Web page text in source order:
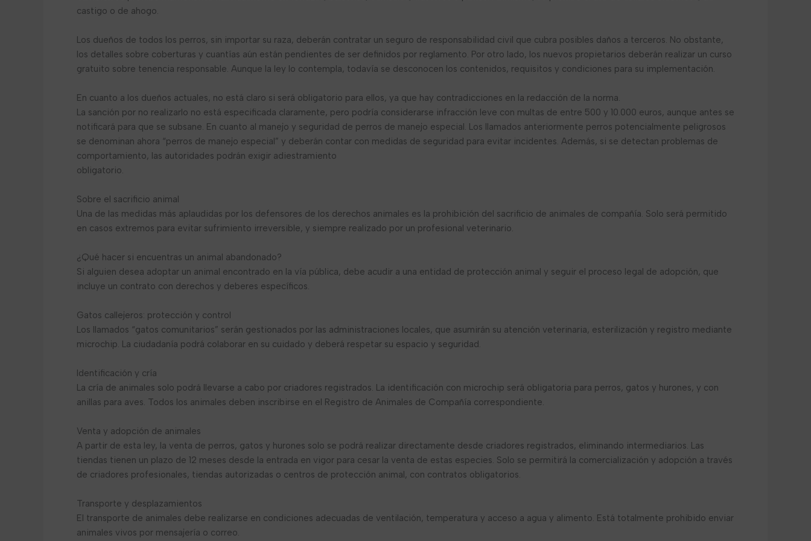
castigo o de ahogo.
Los dueños de todos los perros, sin importar su raza, deberán contratar un seguro de responsabilidad civil que cubra posibles daños a terceros. No obstante,
los detalles sobre coberturas y cuantías aún están pendientes de ser definidos por reglamento. Por otro lado, los nuevos propietarios deberán realizar un curso
gratuito sobre tenencia responsable. Aunque la ley lo contempla, todavía se desconocen los contenidos, requisitos y condiciones para su implementación.
En cuanto a los dueños actuales, no está claro si será obligatorio para ellos, ya que hay contradicciones en la redacción de la norma.
La sanción por no realizarlo no está especificada claramente, pero podría considerarse infracción leve con multas de entre 500 y 10.000 euros, aunque antes se
notificará para que se subsane. En cuanto al manejo y seguridad de perros de manejo especial. Los llamados anteriormente perros potencialmente peligrosos
se denominan ahora “perros de manejo especial” y deberán contar con medidas de seguridad para evitar incidentes. Además, si se detectan problemas de
comportamiento, las autoridades podrán exigir adiestramiento
obligatorio.
Sobre el sacrificio animal
Una de las medidas más aplaudidas por los defensores de los derechos animales es la prohibición del sacrificio de animales de compañía. Solo será permitido
en casos extremos para evitar sufrimiento irreversible, y siempre realizado por un profesional veterinario.
¿Qué hacer si encuentras un animal abandonado?
Si alguien desea adoptar un animal encontrado en la vía pública, debe acudir a una entidad de protección animal y seguir el proceso legal de adopción, que
incluye un contrato con derechos y deberes específicos.
Gatos callejeros: protección y control
Los llamados “gatos comunitarios” serán gestionados por las administraciones locales, que asumirán su atención veterinaria, esterilización y registro mediante
microchip. La ciudadanía podrá colaborar en su cuidado y deberá respetar su espacio y seguridad.
Identificación y cría
La cría de animales solo podrá llevarse a cabo por criadores registrados. La identificación con microchip será obligatoria para perros, gatos y hurones, y con
anillas para aves. Todos los animales deben inscribirse en el Registro de Animales de Compañía correspondiente.
Venta y adopción de animales
A partir de esta ley, la venta de perros, gatos y hurones solo se podrá realizar directamente desde criadores registrados, eliminando intermediarios. Las
tiendas tienen un plazo de 12 meses desde la entrada en vigor para cesar la venta de estas especies. Solo se permitirá la comercialización y adopción a través
de criadores profesionales, tiendas autorizadas o centros de protección animal, con contratos obligatorios.
Transporte y desplazamientos
El transporte de animales debe realizarse en condiciones adecuadas de ventilación, temperatura y acceso a agua y alimento. Está totalmente prohibido enviar
animales vivos por mensajería o correo.